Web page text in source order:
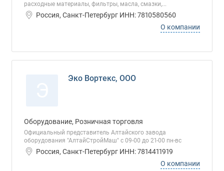
расходные материалы, фильтры, масла, смазки,...
Россия, Санкт-Петербург ИНН: 7810580560
О компании
Эко Вортекс, ООО
Оборудование, Розничная торговля
Официальный представитель Алтайского завода
оборудования "АлтайСтройМаш" с 09-00 до 21-00 пн-вс
Россия, Санкт-Петербург ИНН: 7814411919
О компании